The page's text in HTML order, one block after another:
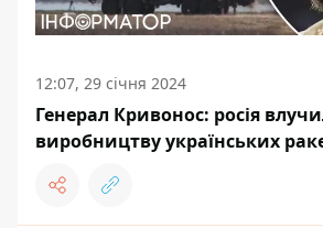
12:07, 29 січня 2024
Генерал Кривонос: росія
виробництву українських